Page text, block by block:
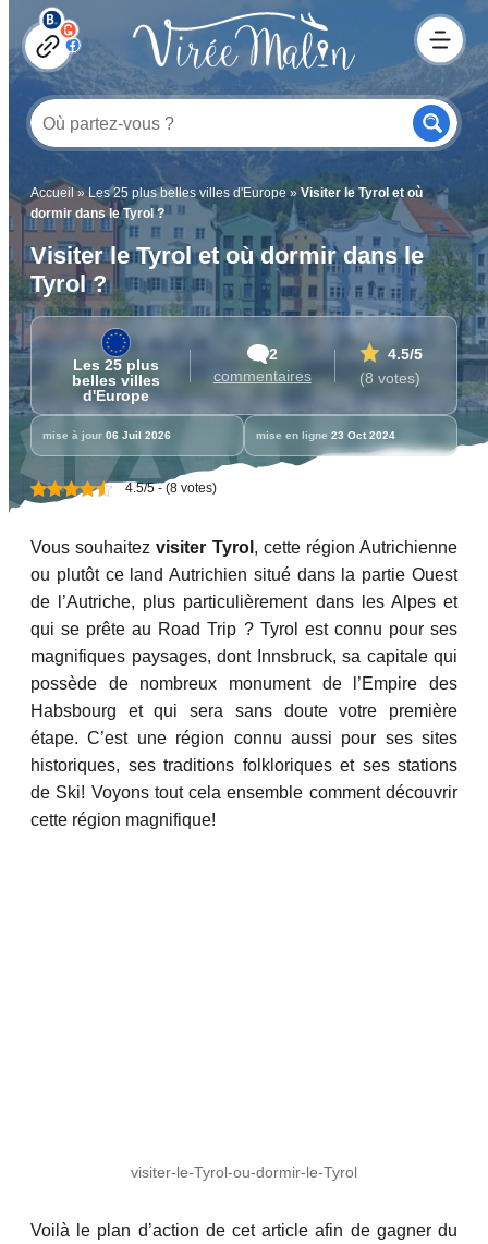
Accueil»Les 25 plus belles villes d'Europe » Visiter le Tyrol et où
dormir dans le Tyrol ?
Visiter le Tyrol et où dormir dans le
Tyrol ?
Les 25 plus
belles villes
d'Europe
2
commentaires
4.5/5
(8 votes)
mise à jour 06 Juil 2026 mise en ligne 23 Oct 2024
4.5/5 - (8 votes)
Vous souhaitezvisiter Tyrol , cette région Autrichienne
ou plutôt ce land Autrichien situé dans la partie Ouest
de l’Autriche, plus particulièrement dans les Alpes et
qui se prête au Road Trip ? Tyrol est connu pour ses
magnifiques paysages, dont Innsbruck, sa capitale qui
possède de nombreux monument de l’Empire des
Habsbourg et qui sera sans doute votre première
étape. C’est une région connu aussi pour ses sites
historiques, ses traditions folkloriques et ses stations
de Ski! Voyons tout cela ensemble comment découvrir
cette région magnifique!
visiter-le-Tyrol-ou-dormir-le-Tyrol
Voilà le plan d’action de cet article afin de gagner du